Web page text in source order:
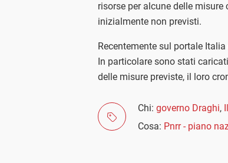
risorse per alcune delle
inizialmente non previsti.
Recentemente sul portale
In particolare sono stati
delle misure previste, il loro
Chi: governo Draghi,
Cosa: Pnrr - piano